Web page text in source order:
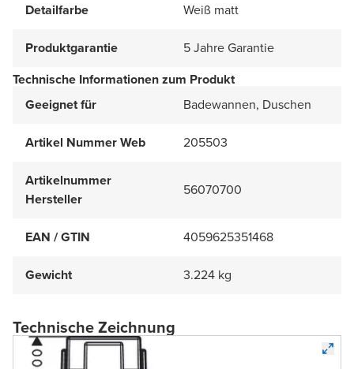
Detailfarbe Weiß matt
Produktgarantie
5 Jahre Garantie
Technische Informationen zum Produkt
Geeignet für
Badewannen, Duschen
Artikel Nummer Web 205503
Artikelnummer
Hersteller
56070700
EAN / GTIN 4059625351468
Gewicht 3.224 kg
Technische Zeichnung